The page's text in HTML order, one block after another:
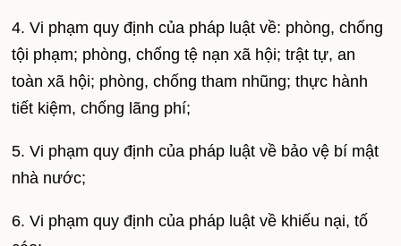
4. Vi phạm quy định của pháp luật về: phòng, chống
tội phạm; phòng, chống tệ nạn xã hội; trật tự, an
toàn xã hội; phòng, chống tham nhũng; thực hành
tiết kiệm, chống lãng phí;
5. Vi phạm quy định của pháp luật về bảo vệ bí mật
nhà nước;
6. Vi phạm quy định của pháp luật về khiếu nại, tố